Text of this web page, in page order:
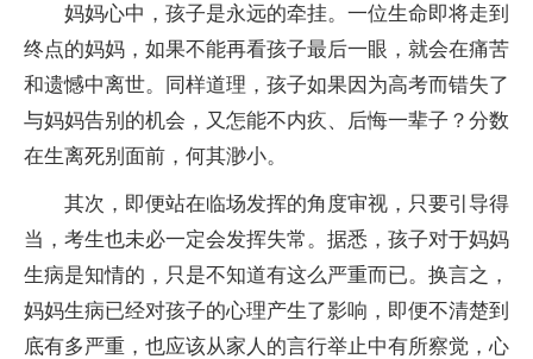
妈妈心中，孩子是永远的牵挂。一位生命即将走到
终点的妈妈，如果不能再看孩子最后一眼，就会在痛苦
和遗憾中离世。同样道理，孩子如果因为高考而错失了
与妈妈告别的机会，又怎能不内疚、后悔一辈子？分数
在生离死别面前，何其渺小。
其次，即便站在临场发挥的角度审视，只要引导得
当，考生也未必一定会发挥失常。据悉，孩子对于妈妈
生病是知情的，只是不知道有这么严重而已。换言之，
妈妈生病已经对孩子的心理产生了影响，即便不清楚到
底有多严重，也应该从家人的言行举止中有所察觉，心